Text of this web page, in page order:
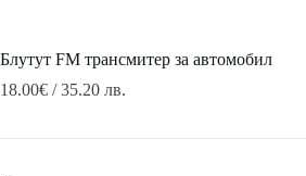
Блутут FM трансмитер за автомобил
18.00€ / 35.20 лв.